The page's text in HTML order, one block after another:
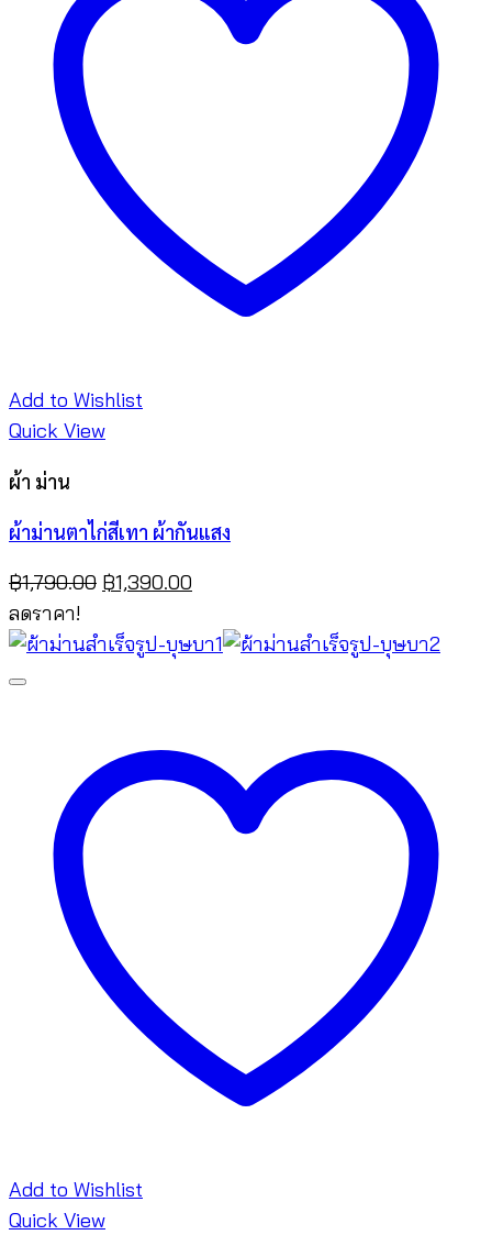
Add to Wishlist
Quick View
ผ้า ม่าน
ผ้าม่านตาไก่สีเทา ผ้ากันแสง
฿1,790.00 Original
was:
฿1,390.00
is:
ลดราคา!
Add to Wishlist
Quick View